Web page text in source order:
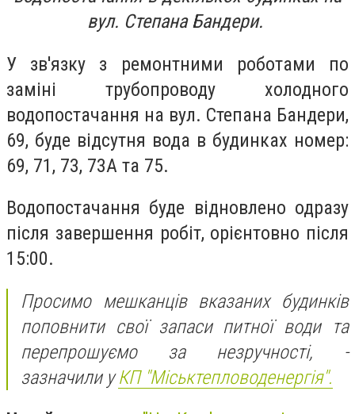
вул. Степана Бандери.
У зв'язку з ремонтними роботами по
заміні трубопроводу холодного
водопостачання на вул. Степана Бандери,
69, буде відсутня вода в будинках номер:
69, 71, 73, 73А та 75.
Водопостачання буде відновлено одразу
після завершення робіт, орієнтовно після
15:00.
Просимо мешканців вказаних будинків
поповнити свої запаси питної води та
перепрошуємо за незручності, -
зазначили уКП "Міськтепловоденергія".